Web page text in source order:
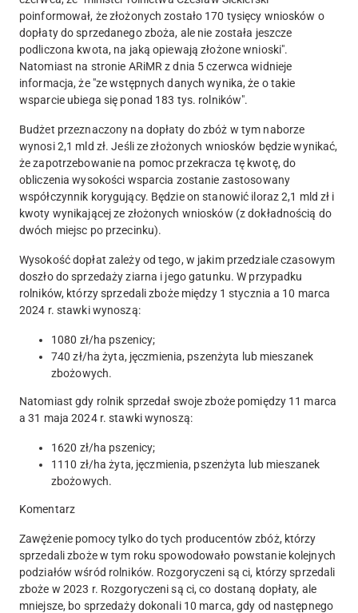
poinformował, że złożonych zostało 170 tysięcy wniosków o
dopłaty do sprzedanego zboża, ale nie została jeszcze
podliczona kwota, na jaką opiewają złożone wnioski".
Natomiast na stronie ARiMR z dnia 5 czerwca widnieje
informacja, że "ze wstępnych danych wynika, że o takie
wsparcie ubiega się ponad 183 tys. rolników".
Budżet przeznaczony na dopłaty do zbóż w tym naborze
wynosi 2,1 mld zł. Jeśli ze złożonych wniosków będzie wynikać,
że zapotrzebowanie na pomoc przekracza tę kwotę, do
obliczenia wysokości wsparcia zostanie zastosowany
współczynnik korygujący. Będzie on stanowić iloraz 2,1 mld zł i
kwoty wynikającej ze złożonych wniosków (z dokładnością do
dwóch miejsc po przecinku).
Wysokość dopłat zależy od tego, w jakim przedziale czasowym
doszło do sprzedaży ziarna i jego gatunku. W przypadku
rolników, którzy sprzedali zboże między 1 stycznia a 10 marca
2024 r. stawki wynoszą:
1080 zł/ha pszenicy;
740 zł/ha żyta, jęczmienia, pszenżyta lub mieszanek
zbożowych.
Natomiast gdy rolnik sprzedał swoje zboże pomiędzy 11 marca
a 31 maja 2024 r. stawki wynoszą:
1620 zł/ha pszenicy;
1110 zł/ha żyta, jęczmienia, pszenżyta lub mieszanek
zbożowych.
Komentarz
Zawężenie pomocy tylko do tych producentów zbóż, którzy
sprzedali zboże w tym roku spowodowało powstanie kolejnych
podziałów wśród rolników. Rozgoryczeni są ci, którzy sprzedali
zboże w 2023 r. Rozgoryczeni są ci, co dostaną dopłaty, ale
mniejsze, bo sprzedaży dokonali 10 marca, gdy od następnego